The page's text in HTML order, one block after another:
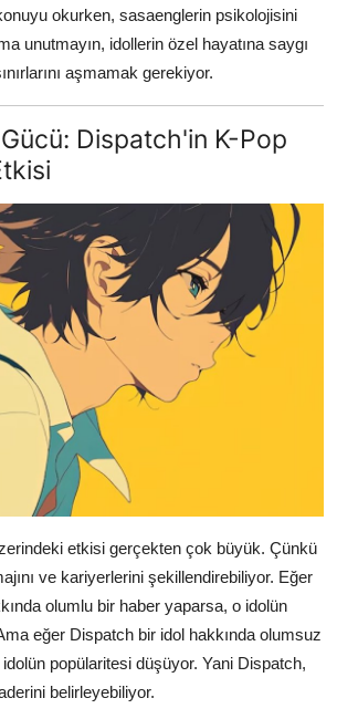
okurken, sasaenglerin psikolojisini
unutmayın, idollerin özel hayatına saygı
aşmamak gerekiyor.
Gücü: Dispatch'in K-Pop
etkisi gerçekten çok büyük. Çünkü
ve kariyerlerini şekillendirebiliyor. Eğer
olumlu bir haber yaparsa, o idolün
eğer Dispatch bir idol hakkında olumsuz
popülaritesi düşüyor. Yani Dispatch,
belirleyebiliyor.